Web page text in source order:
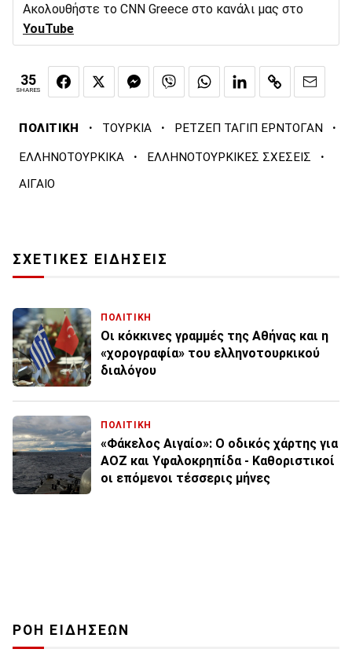
Ακολουθήστε το CNN Greece στο κανάλι μας στο
YouTube
35
SHARES
ΠΟΛΙΤΙΚΗ · ΤΟΥΡΚΙΑ · ΡΕΤΖΕΠ ΤΑΓΙΠ ΕΡΝΤΟΓΑΝ ·
ΕΛΛΗΝΟΤΟΥΡΚΙΚΑ · ΕΛΛΗΝΟΤΟΥΡΚΙΚΕΣ ΣΧΕΣΕΙΣ ·
ΑΙΓΑΙΟ
ΣΧΕΤΙΚΕΣ ΕΙΔΗΣΕΙΣ
ΠΟΛΙΤΙΚΗ
Οι κόκκινες γραμμές της Αθήνας και η
«χορογραφία» του ελληνοτουρκικού
διαλόγου
ΠΟΛΙΤΙΚΗ
«Φάκελος Αιγαίο»: Ο οδικός χάρτης για
ΑΟΖ και Υφαλοκρηπίδα - Καθοριστικοί
οι επόμενοι τέσσερις μήνες
ΡΟΗ ΕΙΔΗΣΕΩΝ